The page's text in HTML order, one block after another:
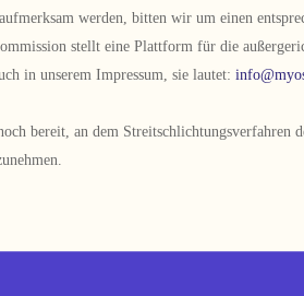
werden, bitten wir um einen
stellt eine Plattform für die
in unserem Impressum, sie lautet:
bereit, an dem Streitschlichtungsverfahren